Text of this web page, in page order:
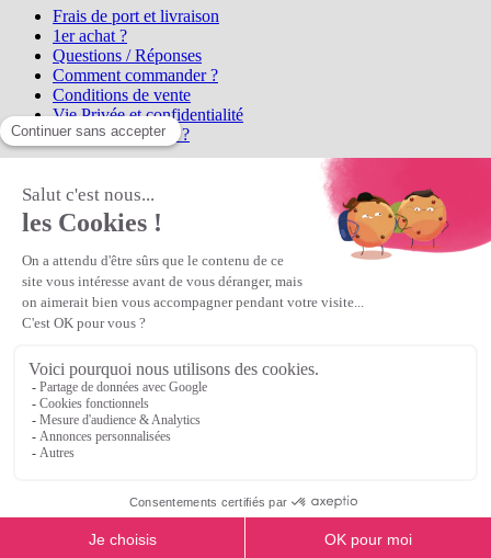
Frais de port et livraison
1er achat ?
Questions / Réponses
Comment commander ?
Conditions de vente
Vie Privée et confidentialité
Qui sommes-nous ?
la référence en perles et bijoux
perles en ligne, telles que les perles
et cristaux et strass en cristal Preciosa, les perles Miyuki perles et
apprêts en Argent 925, Gold Filled, perles de rocaille Preciosa
Matière Première est un
Première
Veuillez patienter...
Continuer vos achats
or Voir le panier